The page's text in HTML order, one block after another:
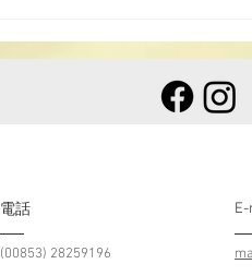
教協會文化交流及人
作框架協議簽署典禮
​電話
(00853) 28259196